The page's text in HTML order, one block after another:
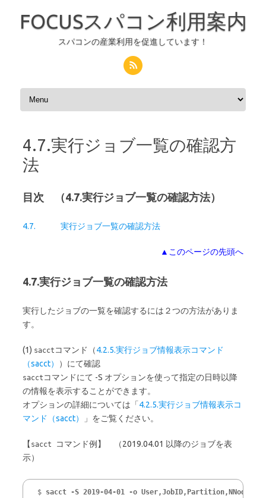
FOCUSスパコン利用案内
スパコンの産業利用を促進しています！
コンテンツへスキップ
4.7.実行ジョブ一覧の確認方
法
目次 （4.7.実行ジョブ一覧の確認方法）
4.7. 実行ジョブ一覧の確認方法
▲このページの先頭へ
4.7.実行ジョブ一覧の確認方法
実行したジョブの一覧を確認するには２つの方法がありま
す。
(1) sacct コマンド（4.2.5.実行ジョブ情報表示コマンド
（sacct）
）にて確認
sacct コマンドにて -S オプションを使って指定の日時以降
の情報を表示することができます。
オプションの詳細については「4.2.5.実行ジョブ情報表示コ
マンド（sacct）
」をご覧ください。
【 sacct
コマンド例】 （2019.04.01 以降のジョブを表
示）
$ sacct -S 2019-04-01 -o